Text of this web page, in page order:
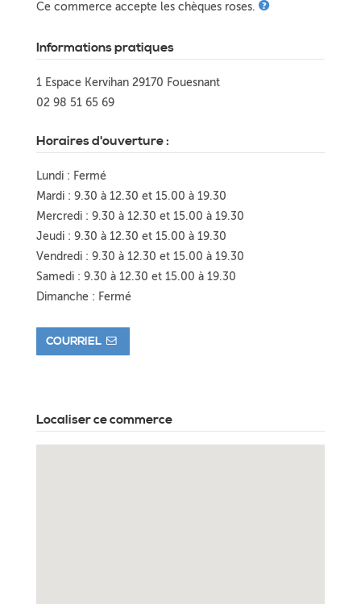
Ce commerce accepte les chèques roses.
Informations pratiques
1 Espace Kervihan 29170 Fouesnant
02 98 51 65 69
Horaires d'ouverture :
Lundi : Fermé
Mardi : 9.30 à 12.30 et 15.00 à 19.30
Mercredi : 9.30 à 12.30 et 15.00 à 19.30
Jeudi : 9.30 à 12.30 et 15.00 à 19.30
Vendredi : 9.30 à 12.30 et 15.00 à 19.30
Samedi : 9.30 à 12.30 et 15.00 à 19.30
Dimanche : Fermé
COURRIEL
Localiser ce commerce